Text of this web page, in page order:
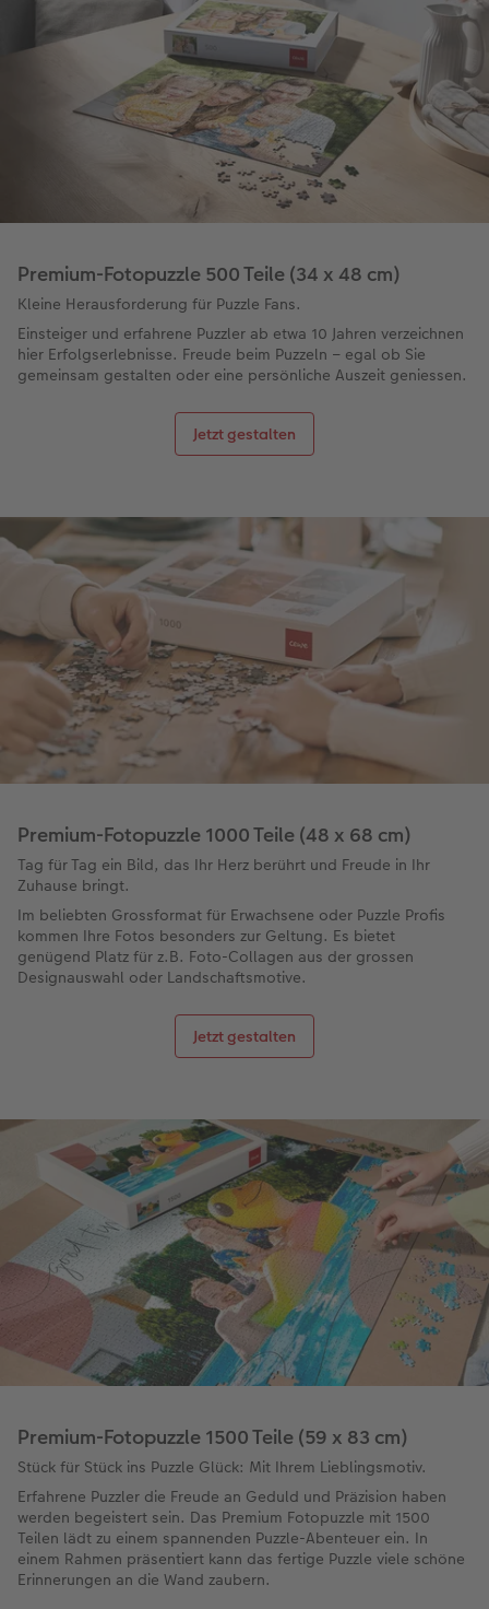
Premium-Fotopuzzle 500 Teile (34 x 48 cm)
Kleine Herausforderung für Puzzle Fans.
Einsteiger und erfahrene Puzzler ab etwa 10 Jahren verzeichnen
hier Erfolgserlebnisse. Freude beim Puzzeln – egal ob Sie
gemeinsam gestalten oder eine persönliche Auszeit geniessen.
Jetzt gestalten
Premium-Fotopuzzle 1000 Teile (48 x 68 cm)
Tag für Tag ein Bild, das Ihr Herz berührt und Freude in Ihr
Zuhause bringt.
Im beliebten Grossformat für Erwachsene oder Puzzle Profis
kommen Ihre Fotos besonders zur Geltung. Es bietet
genügend Platz für z.B. Foto-Collagen aus der grossen
Designauswahl oder Landschaftsmotive.
Jetzt gestalten
Premium-Fotopuzzle 1500 Teile (59 x 83 cm)
Stück für Stück ins Puzzle Glück: Mit Ihrem Lieblingsmotiv.
Erfahrene Puzzler die Freude an Geduld und Präzision haben
werden begeistert sein. Das Premium Fotopuzzle mit 1500
Teilen lädt zu einem spannenden Puzzle-Abenteuer ein. In
einem Rahmen präsentiert kann das fertige Puzzle viele schöne
Erinnerungen an die Wand zaubern.